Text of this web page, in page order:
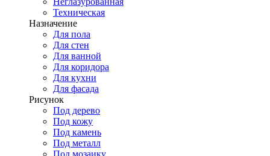
Техническая
Назначение
Для пола
Для стен
Для ванной
Для коридора
Для кухни
Для фасада
Рисунок
Под дерево
Под кожу
Под камень
Под металл
Под мозаику